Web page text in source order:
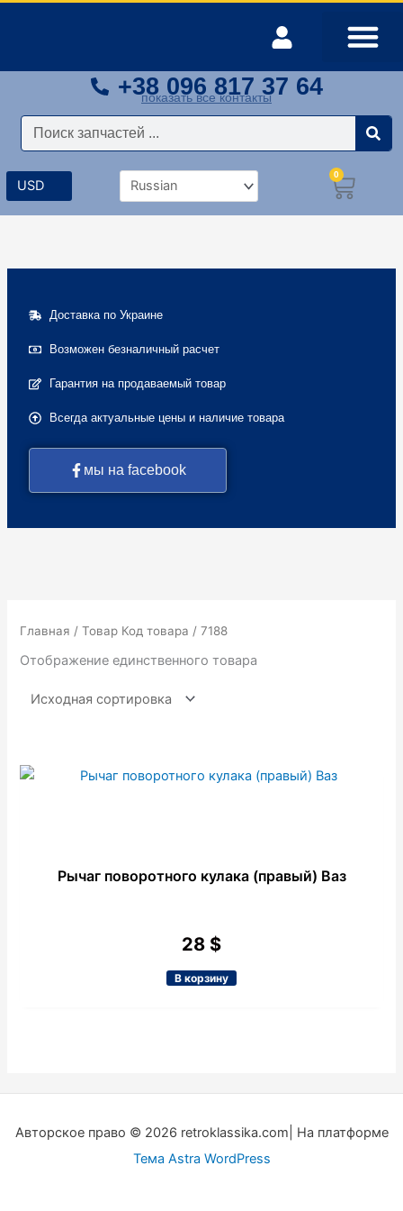
+38 096 817 37 64
показать все контакты
Поиск
0
Доставка по Украине
Возможен безналичный расчет
Гарантия на продаваемый товар
Всегда актуальные цены и наличие товара
мы на facebook
Главная / Товар Код товара / 7188
Отображение единственного товара
Рычаг поворотного кулака (правый) Ваз
28 $
В корзину
Авторское право © 2026 retroklassika.com| На платформе
Тема Astra WordPress